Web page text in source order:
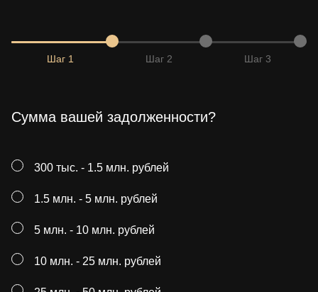
Шаг 1 Шаг 2 Шаг 3
Сумма вашей задолженности?
300 тыс. - 1.5 млн. рублей
1.5 млн. - 5 млн. рублей
5 млн. - 10 млн. рублей
10 млн. - 25 млн. рублей